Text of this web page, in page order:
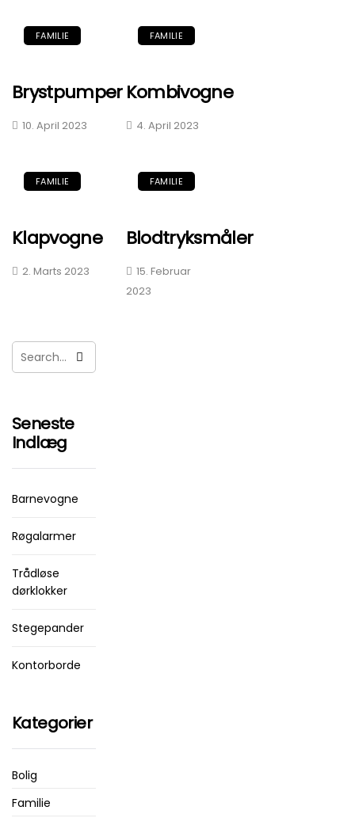
FAMILIE
Brystpumper
10. April 2023
FAMILIE
Kombivogne
4. April 2023
FAMILIE
Klapvogne
2. Marts 2023
FAMILIE
Blodtryksmåler
15. Februar
2023
Seneste
Indlæg
Barnevogne
Røgalarmer
Trådløse
dørklokker
Stegepander
Kontorborde
Kategorier
Bolig
Familie